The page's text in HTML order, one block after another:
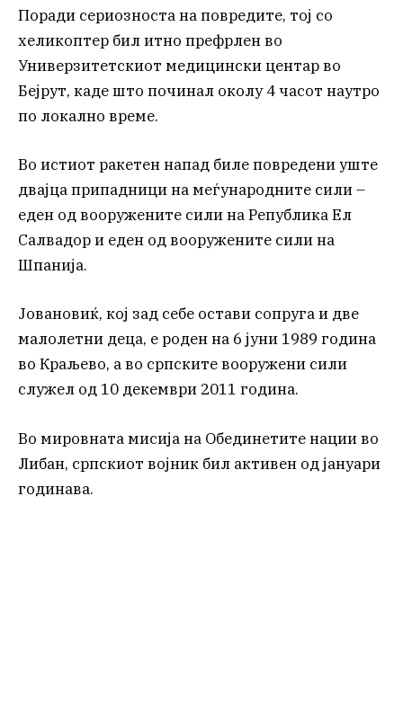
Поради сериозноста на повредите, тој со
хеликоптер бил итно префрлен во
Универзитетскиот медицински центар во
Бејрут, каде што починал околу 4 часот наутро
по локално време.
Во истиот ракетен напад биле повредени уште
двајца припадници на меѓународните сили –
еден од вооружените сили на Република Ел
Салвадор и еден од вооружените сили на
Шпанија.
Јовановиќ, кој зад себе остави сопруга и две
малолетни деца, е роден на 6 јуни 1989 година
во Краљево, а во српските вооружени сили
служел од 10 декември 2011 година.
Во мировната мисија на Обединетите нации во
Либан, српскиот војник бил активен од јануари
годинава.